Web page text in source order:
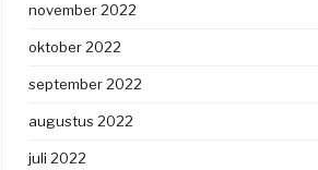
november 2022
oktober 2022
september 2022
augustus 2022
juli 2022